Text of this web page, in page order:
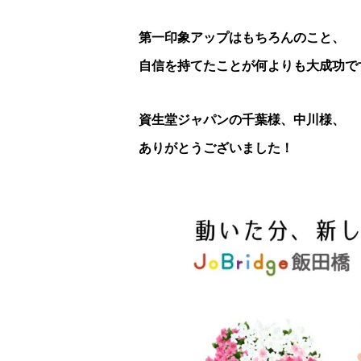
第一印象アップはもちろんのこと、
自信を持てたことが何よりも大成功で
資生堂ジャパンの千葉様、中川様、
ありがとうございました！